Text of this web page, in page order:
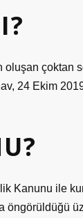
çoktan
24 Ekim
Kanunu ile
öngörüldüğü